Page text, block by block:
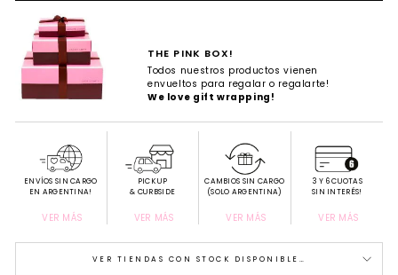
THE PINK BOX!
Todos nuestros productos vienen
envueltos para regalar o regalarte!
We love gift wrapping!
ENVÍOS SIN CARGO
EN ARGENTINA!
VER MÁS
PICK UP
& CURBSIDE
VER MÁS
CAMBIOS SIN CARGO
(SOLO ARGENTINA)
VER MÁS
3 Y 6 CUOTAS
SIN INTERÉS!
VER MÁS
VER TIENDAS CON STOCK DISPONIBLE…